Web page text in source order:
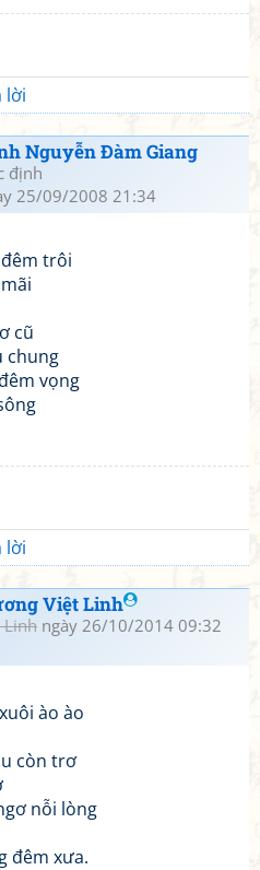
lời
Nguyễn Ðàm Giang
định
25/09/2008 21:34
trôi
cũ
chung
vọng
lời
Việt Linh
Linh ngày 26/10/2014 09:32
ào ào
còn trơ
nỗi lòng
đêm xưa.